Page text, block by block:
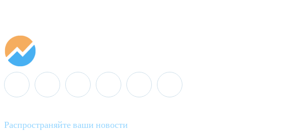
Распространяйте ваши новости